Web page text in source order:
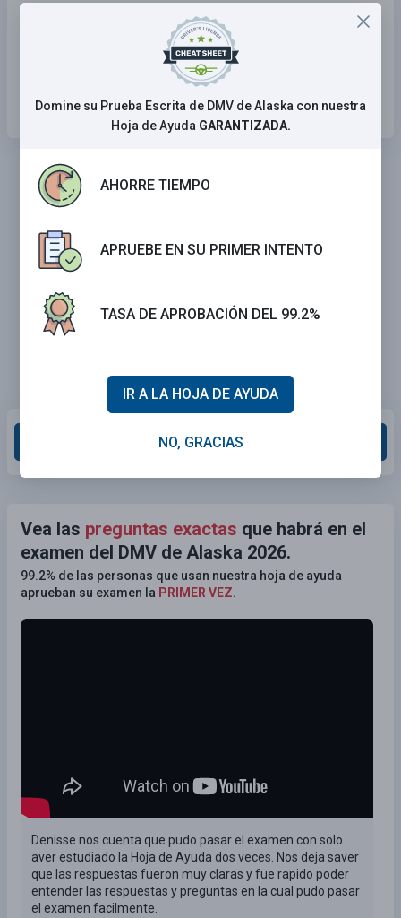
Debe esperar por una flecha verde.
Los vehículos desplazándose en cualquier
dirección deben detenerse.
Calificar esta sección
Vea las preguntas exactas que habrá en el
examen del DMV de Alaska 2026.
99.2% de las personas que usan nuestra hoja de ayuda
aprueban su examen la PRIMER VEZ.
Denisse nos cuenta que pudo pasar el examen con solo
aver estudiado la Hoja de Ayuda dos veces. Nos deja saver
que las respuestas fueron muy claras y fue rapido poder
entender las respuestas y preguntas en la cual pudo pasar
el examen facilmente.
Domine su Prueba Escrita de DMV de Alaska con nuestra
Hoja de Ayuda GARANTIZADA.
AHORRE TIEMPO
APRUEBE EN SU PRIMER INTENTO
TASA DE APROBACIÓN DEL 99.2%
IR A LA HOJA DE AYUDA
NO, GRACIAS